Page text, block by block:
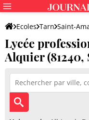
Ecoles Tarn Saint-
Lycée professionnel
Lycée
Alquier